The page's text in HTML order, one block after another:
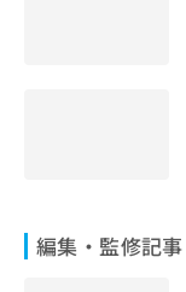
編集・監修記事